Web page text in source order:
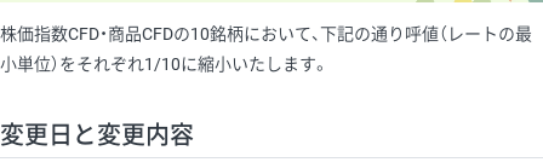
株価指数CFD・商品CFDの10銘柄において、下記の通り呼値（レートの最
小単位）をそれぞれ1/10に縮小いたします。
変更日と変更内容